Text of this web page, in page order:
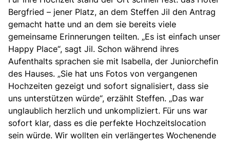
Bergfried – jener Platz, an dem Steffen Jil den Antrag
gemacht hatte und an dem sie bereits viele
gemeinsame Erinnerungen teilten. „Es ist einfach unser
Happy Place“, sagt Jil. Schon während ihres
Aufenthalts sprachen sie mit Isabella, der Juniorchefin
des Hauses. „Sie hat uns Fotos von vergangenen
Hochzeiten gezeigt und sofort signalisiert, dass sie
uns unterstützen würde“, erzählt Steffen. „Das war
unglaublich herzlich und unkompliziert. Für uns war
sofort klar, dass es die perfekte Hochzeitslocation
sein würde. Wir wollten ein verlängertes Wochenende